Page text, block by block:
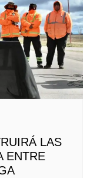
LAS
ENTRE